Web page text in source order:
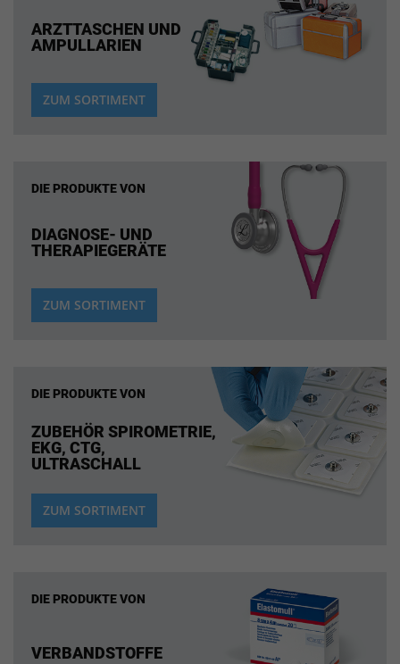
ARZTTASCHEN UND
AMPULLARIEN
ZUM SORTIMENT
DIE PRODUKTE VON
DIAGNOSE- UND
THERAPIEGERÄTE
ZUM SORTIMENT
DIE PRODUKTE VON
ZUBEHÖR SPIROMETRIE,
EKG, CTG,
ULTRASCHALL
ZUM SORTIMENT
DIE PRODUKTE VON
VERBANDSTOFFE